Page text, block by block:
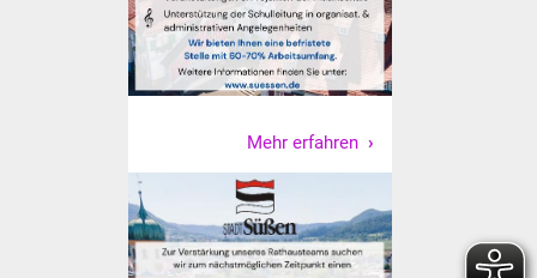
Lebenslagen
Senioren
Stadtseniorenrat
Sommerwochen für
Ältere
Mehr erfahren